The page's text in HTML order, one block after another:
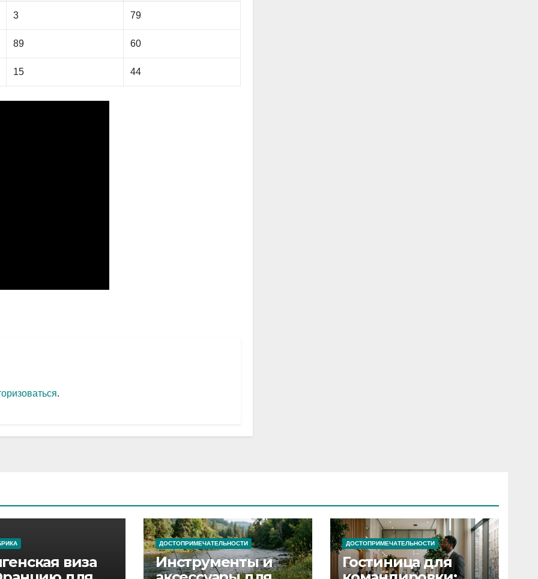
3 79
89 60
15 44
.
виза
ДОСТОПРИМЕЧАТЕЛЬНОСТИ
Инструменты и
ДОСТОПРИМЕЧАТЕЛЬНОСТИ
Гостиница для